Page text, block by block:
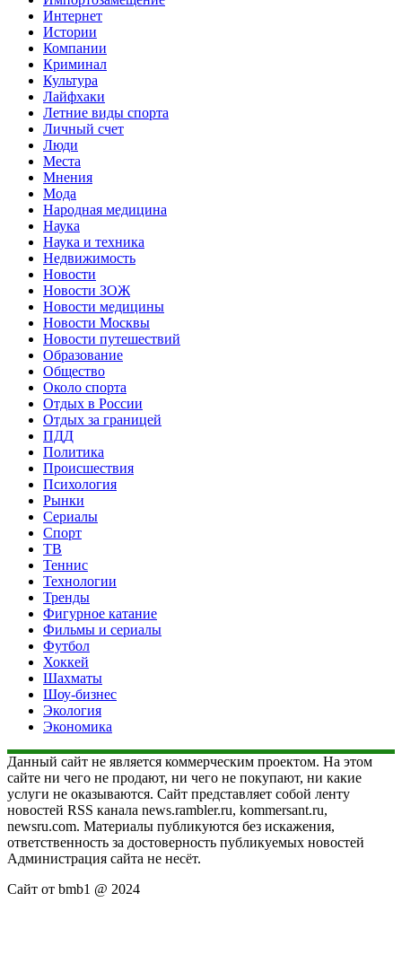
Интернет
Истории
Компании
Криминал
Культура
Лайфхаки
Летние виды спорта
Личный счет
Люди
Места
Мнения
Мода
Народная медицина
Наука
Наука и техника
Недвижимость
Новости
Новости ЗОЖ
Новости медицины
Новости Москвы
Новости путешествий
Образование
Общество
Около спорта
Отдых в России
Отдых за границей
ПДД
Политика
Происшествия
Психология
Рынки
Сериалы
Спорт
ТВ
Теннис
Технологии
Тренды
Фигурное катание
Фильмы и сериалы
Футбол
Хоккей
Шахматы
Шоу-бизнес
Экология
Экономика
Данный сайт не является коммерческим проектом. На этом
сайте ни чего не продают, ни чего не покупают, ни какие
услуги не оказываются. Сайт представляет собой ленту
новостей RSS канала news.rambler.ru, kommersant.ru,
newsru.com. Материалы публикуются без искажения,
ответственность за достоверность публикуемых новостей
Администрация сайта не несёт.
Сайт от bmb1 @ 2024